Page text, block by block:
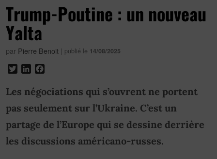
Trump-Poutine : un nouveau
Yalta
par Pierre Benoit | publié le 14/08/2025
TwitterLinkedIn
Les négociations qui s’ouvrent ne portent
pas seulement sur l’Ukraine. C’est un
partage de l’Europe qui se dessine derrière
les discussions américano-russes.